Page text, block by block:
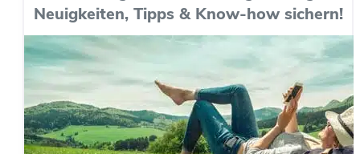
Neuigkeiten, Tipps & Know-how sichern!